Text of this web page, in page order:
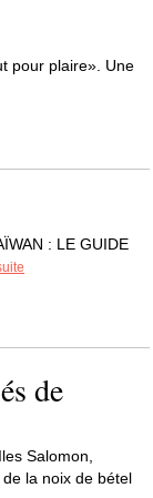
pour plaire». Une
: LE GUIDE
de
Salomon,
la noix de bétel